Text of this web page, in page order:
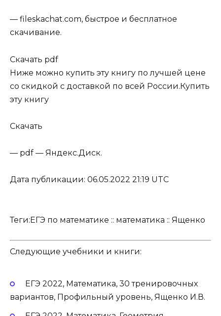
— fileskachat.com, быстрое и бесплатное
скачивание.
Скачать pdf
Ниже можно купить эту книгу по лучшей цене
со скидкой с доставкой по всей России.Купить
эту книгу
Скачать
— pdf — Яндекс.Диск.
Дата публикации: 06.05.2022 21:19 UTC
Теги:ЕГЭ по математике :: математика :: Ященко
Следующие учебники и книги:
ЕГЭ 2022, Математика, 30 тренировочных
вариантов, Профильный уровень, Ященко И.В.